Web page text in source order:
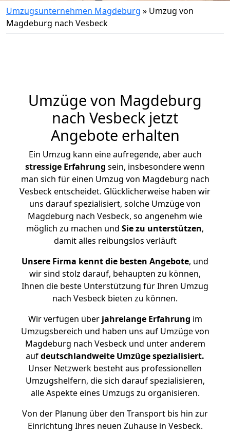
Umzugsunternehmen Magdeburg » Umzug von
Magdeburg nach Vesbeck
Umzüge von Magdeburg
nach Vesbeck jetzt
Angebote erhalten
Ein Umzug kann eine aufregende, aber auch
stressige Erfahrung sein, insbesondere wenn
man sich für einen Umzug von Magdeburg nach
Vesbeck entscheidet. Glücklicherweise haben wir
uns darauf spezialisiert, solche Umzüge von
Magdeburg nach Vesbeck, so angenehm wie
möglich zu machen und Sie zu unterstützen,
damit alles reibungslos verläuft
Unsere Firma kennt die besten Angebote, und
wir sind stolz darauf, behaupten zu können,
Ihnen die beste Unterstützung für Ihren Umzug
nach Vesbeck bieten zu können.
Wir verfügen überjahrelange Erfahrung im
Umzugsbereich und haben uns auf Umzüge von
Magdeburg nach Vesbeck und unter anderem
aufdeutschlandweite Umzüge spezialisiert.
Unser Netzwerk besteht aus professionellen
Umzugshelfern, die sich darauf spezialisieren,
alle Aspekte eines Umzugs zu organisieren.
Von der Planung über den Transport bis hin zur
Einrichtung Ihres neuen Zuhause in Vesbeck.